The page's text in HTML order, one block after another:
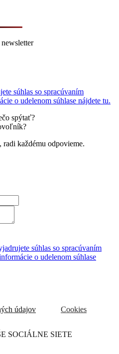
súhlas so spracúvaním
o udelenom súhlase nájdete tu.
spýtať?
radi každému odpovieme.
súhlas so spracúvaním
o udelenom súhlase
údajov Cookies
SOCIÁLNE SIETE